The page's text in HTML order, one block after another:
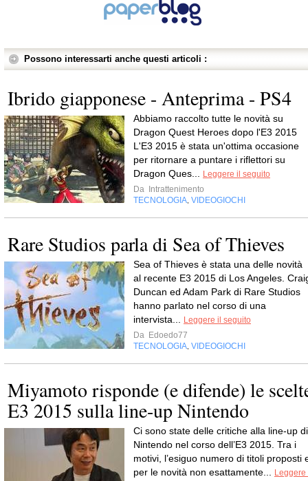
Possono interessarti anche questi articoli :
Ibrido giapponese - Anteprima - PS4
Abbiamo raccolto tutte le novità su
Dragon Quest Heroes dopo l'E3 2015
L'E3 2015 è stata un'ottima occasione
per ritornare a puntare i riflettori su
Dragon Ques...
Leggere il seguito
Da
Intrattenimento
TECNOLOGIA VIDEOGIOCHI
Rare Studios parla di Sea of Thieves
Sea of Thieves è stata una delle novità
al recente E3 2015 di Los Angeles.
Duncan ed Adam Park di Rare Studios
hanno parlato nel corso di una
intervista...
Leggere il seguito
Da Edoedo77
TECNOLOGIA VIDEOGIOCHI
Miyamoto risponde (e difende) le
E3 2015 sulla line-up Nintendo
Ci sono state delle critiche alla line-up di
Nintendo nel corso dell’E3 2015. Tra i
motivi, l’esiguo numero di titoli proposti
per le novità non esattamente...
Leggere